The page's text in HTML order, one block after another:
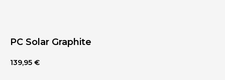
PC Solar Graphite
139,95 €